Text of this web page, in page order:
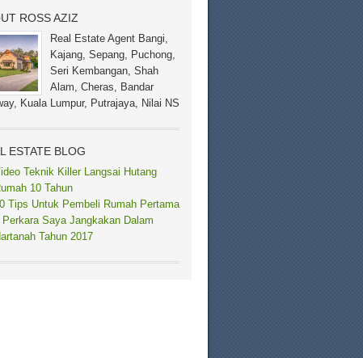
ROSS AZIZ
Real Estate Agent Bangi,
Kajang, Sepang, Puchong,
Seri Kembangan, Shah
Alam, Cheras, Bandar
Kuala Lumpur, Putrajaya, Nilai NS
ESTATE BLOG
Teknik Killer Langsai Hutang
10 Tahun
Tips Untuk Pembeli Rumah Pertama
Perkara Saya Jangkakan Dalam
Tahun 2017